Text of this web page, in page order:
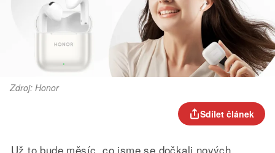
Zdroj: Honor
Sdílet článek
Už to bude měsíc, co jsme se dočkali nových